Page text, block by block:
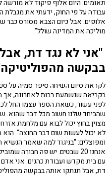
תאומים. היום אלוף פיקוד לא מורשה
עבודה על פי החוק, ידעתי את מגבלת
אלופים. אבל כיום הצבא מסורס כבר
מוליכה את המדינה שולל".
"אני לא נגד דת,
בבקשה
לקראת סיום השיחה סיפר סמיה על
בקריאה שנשמעת רבות לאחרונה,
שהביחד שלנו חשוב מכל דבר שהוא.
מצוין בחוץ יכול לבוא עם מלחמת
לא יכול לעשות שום דבר החוצה".
ומפוצלים: "בניגוד למה שאמר הנשיא
אנחנו 20 שבטים. יש פה חבורה
עם בית מקדש ועבודת כהנים. אני
דת, אבל תנתקו אותה בבקשה